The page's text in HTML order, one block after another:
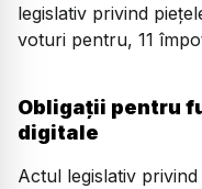
legislativ privind
voturi pentru, 11
Obligații pentru
digitale
Actul legislativ